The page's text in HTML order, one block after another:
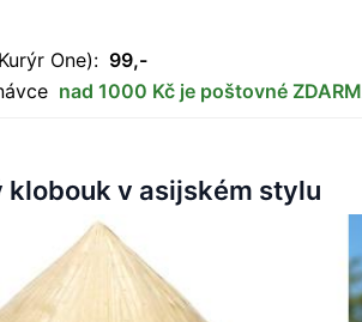
One): 99,-
nad 1000 Kč je poštovné
klobouk v asijském stylu